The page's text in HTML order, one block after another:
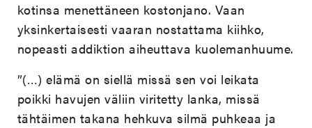
kotinsa menettäneen kostonjano. Vaan
yksinkertaisesti vaaran nostattama kiihko,
nopeasti addiktion aiheuttava kuolemanhuume.
”(…) elämä on siellä missä sen voi leikata
poikki havujen väliin viritetty lanka, missä
tähtäimen takana hehkuva silmä puhkeaa ja